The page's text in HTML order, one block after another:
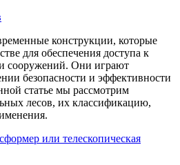
конструкции, которые
для обеспечения доступа к
сооружений. Они играют
безопасности и эффективности
статье мы рассмотрим
лесов, их классификацию,
или телескопическая